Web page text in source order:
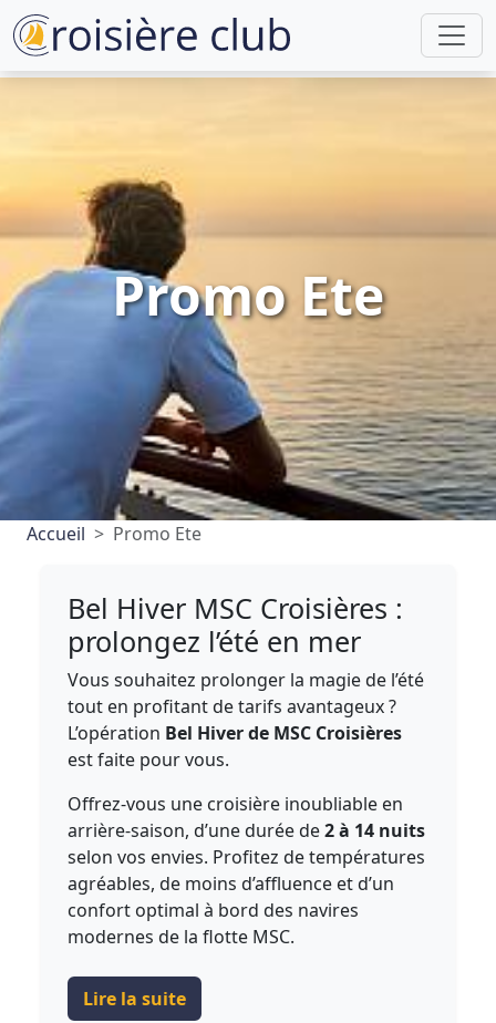
Promo Ete
Accueil Promo Ete
Bel Hiver MSC Croisières :
prolongez l’été en mer
Vous souhaitez prolonger la magie de l’été
tout en profitant de tarifs avantageux ?
L’opération Bel Hiver de MSC Croisières
est faite pour vous.
Offrez-vous une croisière inoubliable en
arrière-saison, d’une durée de2 à 14 nuits
selon vos envies. Profitez de températures
agréables, de moins d’affluence et d’un
confort optimal à bord des navires
modernes de la flotte MSC.
Lire la suite